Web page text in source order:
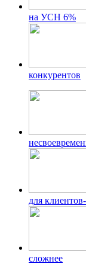
на УСН 6%
конкурентов
для
сложнее